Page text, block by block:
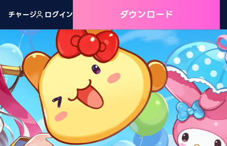
チャージ ログイン ダウンロード